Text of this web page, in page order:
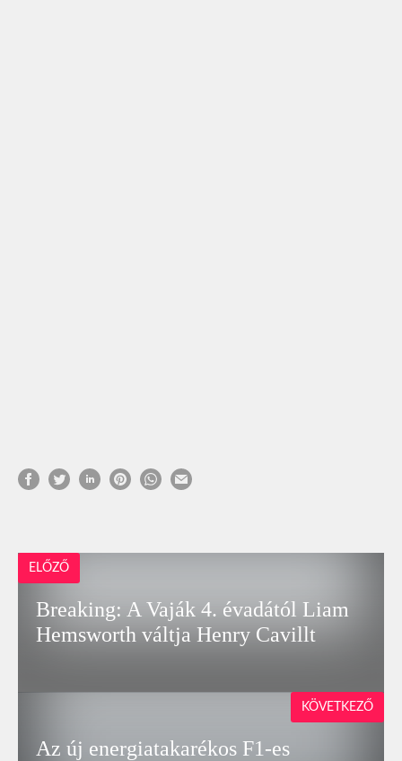
ELŐZŐ
Breaking: A Vaják 4. évadától Liam
Hemsworth váltja Henry Cavillt
Az új energiatakarékos F1-es
KÖVETKEZŐ